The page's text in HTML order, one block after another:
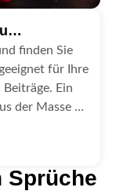
finden Sie
für Ihre
Ein
der Masse an
Auge auf Ihre
Sprüche